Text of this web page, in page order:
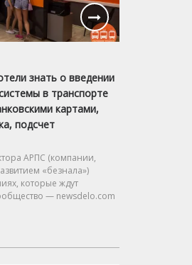
знать о введении
в транспорте
картами,
подсчет
АРПС (компании,
«безнала»)
которые ждут
— newsdelo.com